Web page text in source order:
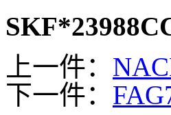
上一件：
下一件：